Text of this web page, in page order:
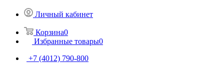
Личный кабинет
Корзина0
Избранные товары0
+7 (4012) 790-800